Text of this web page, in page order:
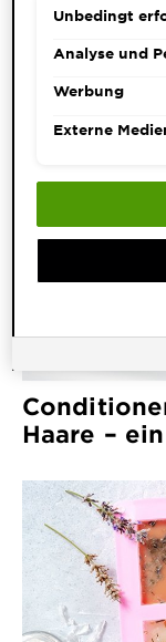
Aloe Vera
Wirkstoff
Haare –
Einwilligung
und
kann jederzeit
angepasst
Unbedingt
Analyse und
Werbung
Externe